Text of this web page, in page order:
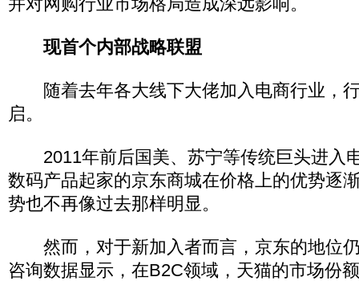
现首个内部战略联盟
随着去年各大线下大佬加入电商行业，
启。
2011年前后国美、苏宁等传统巨头进入
数码产品起家的京东商城在价格上的优势逐
势也不再像过去那样明显。
然而，对于新加入者而言，京东的地位
咨询数据显示，在B2C领域，天猫的市场份